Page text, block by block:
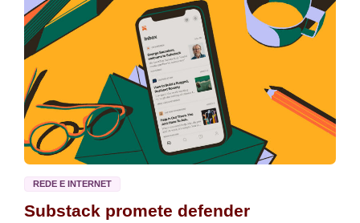
REDE E INTERNET
Substack promete defender